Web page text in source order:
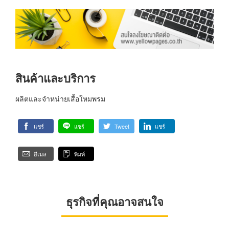
สินค้าและบริการ
ผลิตและจำหน่ายเสื้อใหมพรม
แชร์ แชร์ Tweet แชร์
อีเมล พิมพ์
ธุรกิจที่คุณอาจสนใจ